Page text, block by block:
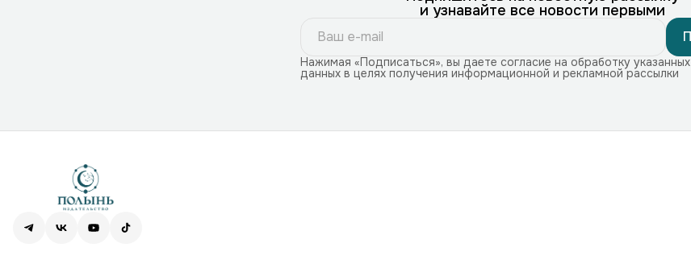
и узнавайте все новости первыми
Нажимая «Подписаться», вы даете согласие на обработку
данных в целях получения информационной и рекламной рассылки